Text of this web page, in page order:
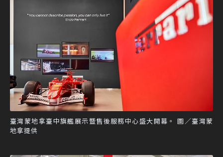
臺灣蒙地拿臺中旗艦展示暨售後服務中心盛大開幕。 圖／臺灣蒙
地拿提供